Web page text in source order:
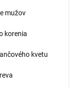
mužov
korenia
kvetu